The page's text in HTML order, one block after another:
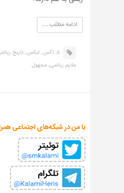
ادامه مطلب …
x, اکس, ایکس,تاریخ
علایم ریاضی, مجهول
با من در شبکه‌های اجتماعی